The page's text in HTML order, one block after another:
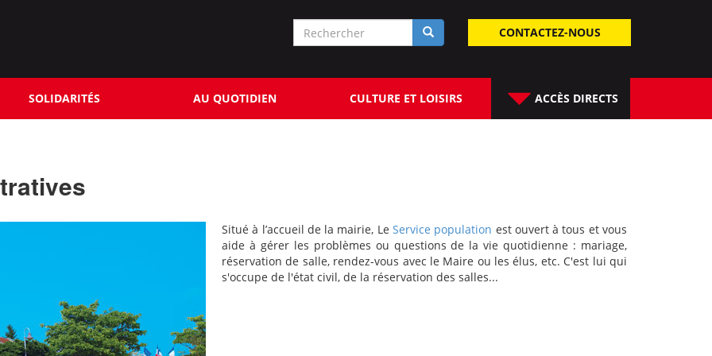
CONTACTEZ-NOUS
Formulaire
recherche
SOLIDARITÉS AU QUOTIDIEN CULTURE ET LOISIRS ACCÈS DIRECTS
Situé à l’accueil de la mairie, Le Service population est ouvert à tous et vous
aide à gérer les problèmes ou questions de la vie quotidienne : mariage,
réservation de salle, rendez-vous avec le Maire ou les élus, etc. C'est lui qui
s'occupe de l'état civil, de la réservation des salles...